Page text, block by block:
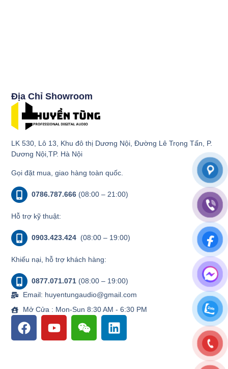
Địa Chỉ Showroom
LK 530, Lô 13, Khu đô thị Dương Nội, Đường Lê Trọng Tấn, P.
Dương Nội,TP. Hà Nội
Gọi đặt mua, giao hàng toàn quốc.
0786.787.666 (08:00 – 21:00)
Hỗ trợ kỹ thuật:
0903.423.424 (08:00 – 19:00)
Khiếu nại, hỗ trợ khách hàng:
0877.071.071 (08:00 – 19:00)
Email: huyentungaudio@gmail.com
Mở Cửa : Mon-Sun 8:30 AM - 6:30 PM